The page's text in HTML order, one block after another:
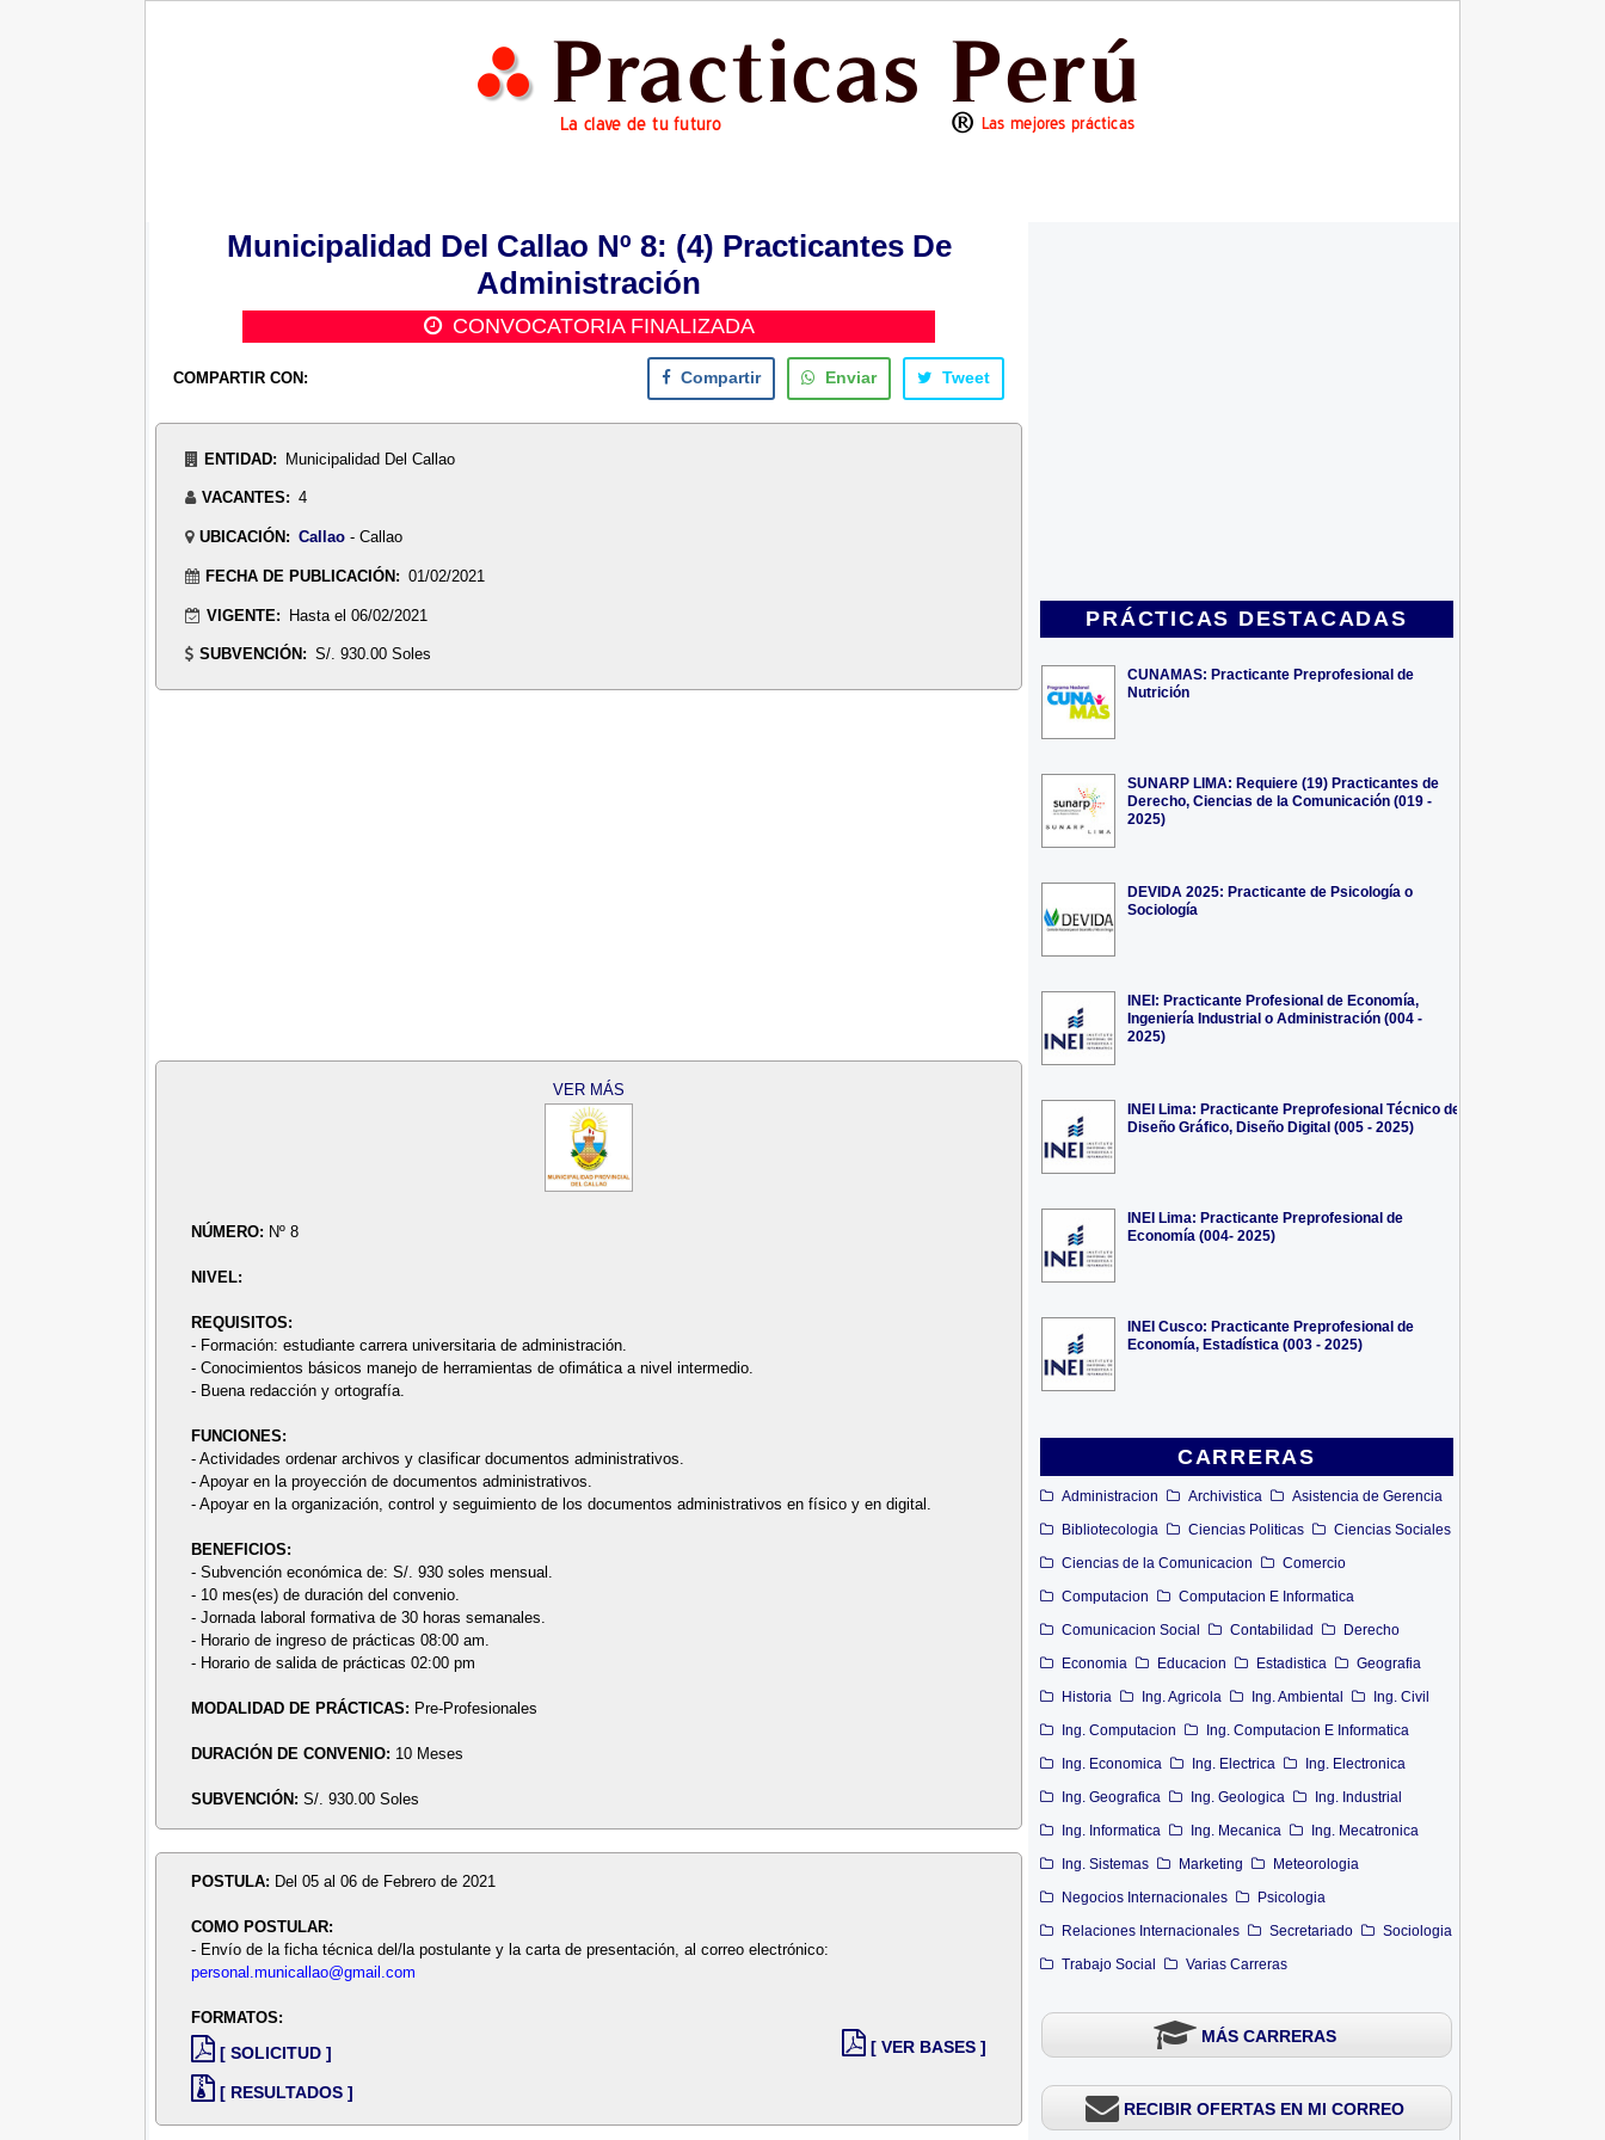
PRÁCTICAS DESTACADAS
CUNAMAS: Practicante Preprofesional de
Nutrición
SUNARP LIMA: Requiere (19) Practicantes de
Derecho, Ciencias de la Comunicación (019 -
2025)
DEVIDA 2025: Practicante de Psicología o
Sociología
INEI: Practicante Profesional de Economía,
Ingeniería Industrial o Administración (004 -
2025)
INEI Lima: Practicante Preprofesional Técnico de
Diseño Gráfico, Diseño Digital (005 - 2025)
INEI Lima: Practicante Preprofesional de
Economía (004- 2025)
INEI Cusco: Practicante Preprofesional de
Economía, Estadística (003 - 2025)
CARRERAS
Administracion Archivistica
Asistencia de Gerencia
Bibliotecologia
Ciencias Politicas
Ciencias Sociales
Ciencias de la Comunicacion
Comercio
Computacion
Computacion E Informatica
Comunicacion Social
Contabilidad
Derecho
Economia
Educacion Estadistica
Geografia
Historia
Ing. Agricola Ing. Ambiental
Ing. Civil
Ing. Computacion
Ing. Computacion E Informatica
Ing. Economica
Ing. Electrica
Ing. Electronica
Ing. Geografica
Ing. Geologica
Ing. Industrial
Ing. Informatica
Ing. Mecanica
Ing. Mecatronica
Ing. Sistemas
Marketing
Meteorologia
Negocios Internacionales
Psicologia
Relaciones Internacionales
Secretariado
Sociologia
Trabajo Social
Varias Carreras
MÁS CARRERAS
RECIBIR OFERTAS EN MI CORREO
Municipalidad Del Callao Nº 8: (4) Practicantes De
Administración
CONVOCATORIA FINALIZADA
COMPARTIR CON: Compartir Enviar Tweet
ENTIDAD: Municipalidad Del Callao
VACANTES: 4
UBICACIÓN: Callao- Callao
FECHA DE PUBLICACIÓN: 01/02/2021
VIGENTE: Hasta el 06/02/2021
SUBVENCIÓN: S/. 930.00 Soles
VER MÁS
NÚMERO: Nº 8
NIVEL:
REQUISITOS:
- Formación: estudiante carrera universitaria de administración.
- Conocimientos básicos manejo de herramientas de ofimática a nivel intermedio.
- Buena redacción y ortografía.
FUNCIONES:
- Actividades ordenar archivos y clasificar documentos administrativos.
- Apoyar en la proyección de documentos administrativos.
- Apoyar en la organización, control y seguimiento de los documentos administrativos en físico y en digital.
BENEFICIOS:
- Subvención económica de: S/. 930 soles mensual.
- 10 mes(es) de duración del convenio.
- Jornada laboral formativa de 30 horas semanales.
- Horario de ingreso de prácticas 08:00 am.
- Horario de salida de prácticas 02:00 pm
MODALIDAD DE PRÁCTICAS: Pre-Profesionales
DURACIÓN DE CONVENIO: 10 Meses
SUBVENCIÓN:S/. 930.00 Soles
POSTULA: Del 05 al 06 de Febrero de 2021
COMO POSTULAR:
- Envío de la ficha técnica del/la postulante y la carta de presentación, al correo electrónico:
personal.municallao@gmail.com
FORMATOS:
[ SOLICITUD ]
[ RESULTADOS ]
[ VER BASES ]